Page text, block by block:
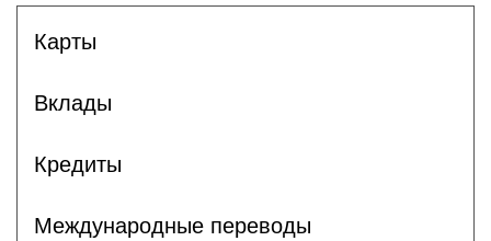
Карты
Вклады
Кредиты
Международные переводы